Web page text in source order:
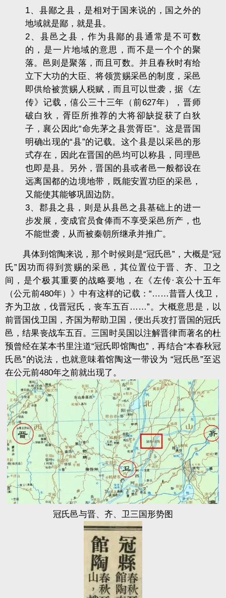
1、县鄙之县，是相对于国来说的，国之外的
地域就是鄙，就是县。
2、县邑之县，作为县鄙的县通常是不可数
的，是一片地域的意思，而不是一个个的聚
落。邑则是聚落，而且可数。并且春秋时有给
立下大功的大臣、将领赏赐采邑的制度，采邑
即供给被赏赐人税赋，而且可以世袭，据《左
传》记载，僖公三十三年（前627年），晋师
破白狄，胥臣所推荐的大将卻缺捉获了白狄
子，襄公因此“命先茅之县赏胥臣”。这是晋国
明确出现的“县”的记载。这个县是以采邑的形
式存在，因此在晋国的邑均可以称县，同理邑
也即是县。另外，晋国的县或者邑一般都设在
远离国都的边境地带，既能安置功臣的采邑，
又能使其能够巩固边防。
3、郡县之县，则是从县邑之县基础上的进一
步发展，变成官员食俸而不享受采邑所产，也
不能世袭，从而被秦朝所继承并推广。
具体到馆陶来说，那个时候则是“冠氏邑”，大概是“冠
氏”因功而得到赏赐的采邑，其位置位于晋、齐、卫之
间，是个极其重要的战略要地，在《左传·哀公十五年
（公元前480年）》中有这样的记载：“……昔晋人伐卫，
齐为卫故，伐晋冠氏，丧车五百……”。大概意思是，以
前晋国伐卫国，齐国为帮助卫国，便出兵攻打晋国的冠氏
邑，结果丧战车五百。三国时吴国以注解晋律而著名的杜
预曾经在某本书里注道“冠氏即馆陶也”，再结合“本春秋冠
氏邑”的说法，也就意味着馆陶这一带设为 “冠氏邑”至迟
在公元前480年之前就出现了。
冠氏邑与晋、齐、卫三国形势图